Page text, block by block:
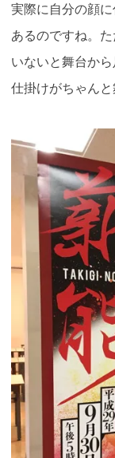
実際に自分の顔
あるのですね。
いないと舞台か
仕掛けがちゃんと